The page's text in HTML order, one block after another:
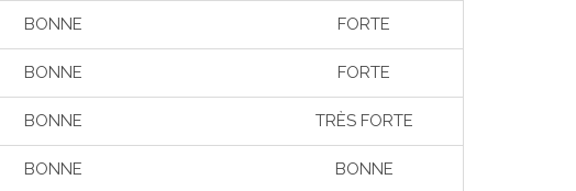
BONNE FORTE
BONNE FORTE
BONNE TRÈS FORTE
BONNE BONNE